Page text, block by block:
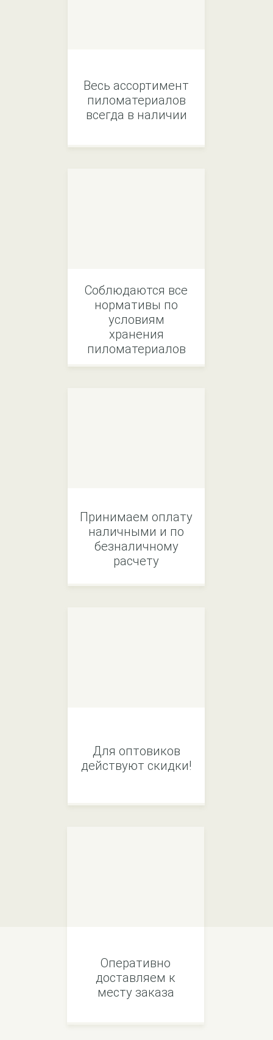
Весь ассортимент
пиломатериалов
всегда в наличии
Соблюдаются все
нормативы по
условиям
хранения
пиломатериалов
Принимаем оплату
наличными и по
безналичному
расчету
Для оптовиков
действуют скидки!
Оперативно
доставляем к
месту заказа